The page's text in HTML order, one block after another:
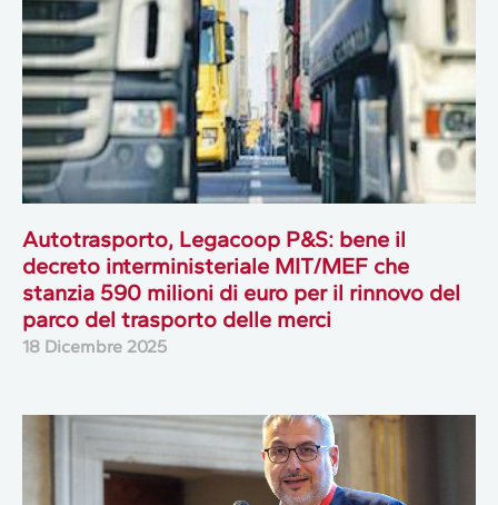
Autotrasporto, Legacoop P&S: bene il
decreto interministeriale MIT/MEF che
stanzia 590 milioni di euro per il rinnovo del
parco del trasporto delle merci
18 Dicembre 2025